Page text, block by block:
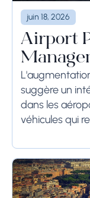
juin 18, 2026
Airport
Management
Systems
suggère un
dans les
véhicules qui
pendant une
semaines, les...